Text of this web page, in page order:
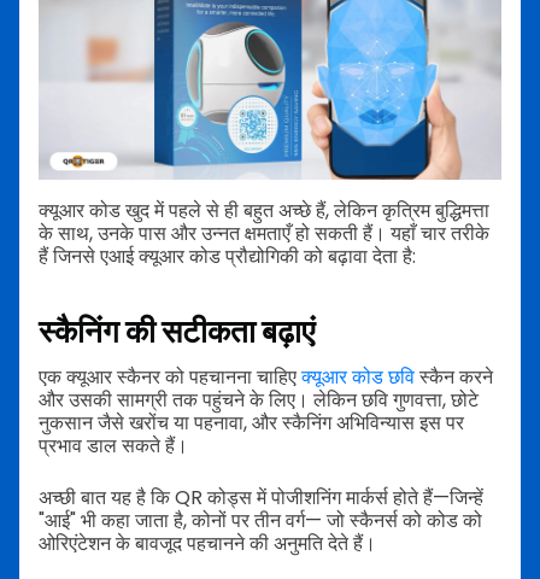
क्यूआर कोड खुद में पहले से ही बहुत अच्छे हैं, लेकिन कृत्रिम बुद्धिमत्ता
के साथ, उनके पास और उन्नत क्षमताएँ हो सकती हैं। यहाँ चार तरीके
हैं जिनसे एआई क्यूआर कोड प्रौद्योगिकी को बढ़ावा देता है:
स्कैनिंग की सटीकता बढ़ाएं
एक क्यूआर स्कैनर को पहचानना चाहिएक्यूआर कोड छविस्कैन करने
और उसकी सामग्री तक पहुंचने के लिए। लेकिन छवि गुणवत्ता, छोटे
नुकसान जैसे खरोंच या पहनावा, और स्कैनिंग अभिविन्यास इस पर
प्रभाव डाल सकते हैं।
अच्छी बात यह है कि QR कोड्स में पोजीशनिंग मार्कर्स होते हैं—जिन्हें
"आई" भी कहा जाता है, कोनों पर तीन वर्ग— जो स्कैनर्स को कोड को
ओरिएंटेशन के बावजूद पहचानने की अनुमति देते हैं।